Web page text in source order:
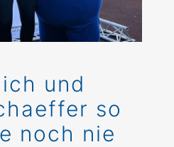
und
so
noch nie